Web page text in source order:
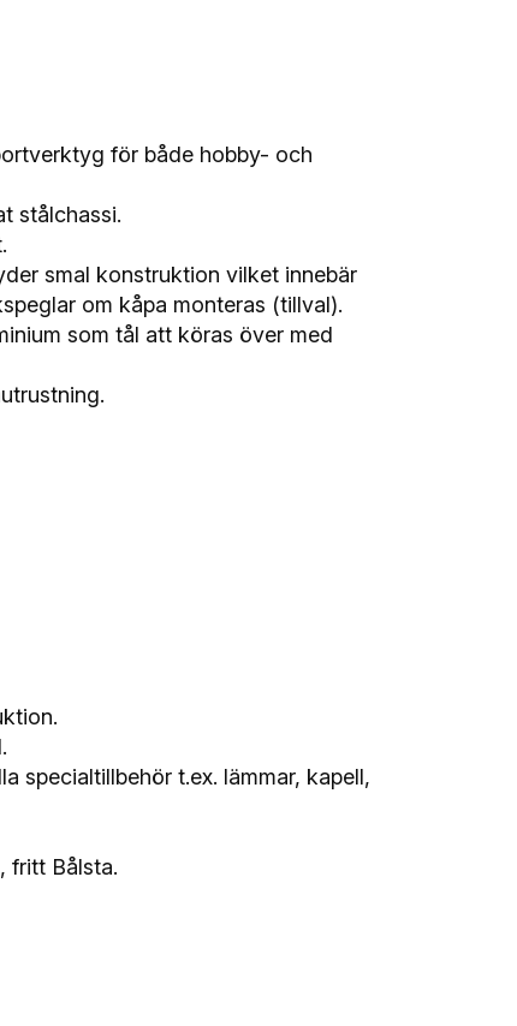
för både hobby- och
stålchassi.
smal konstruktion vilket innebär
om kåpa monteras (tillval).
som tål att köras över med
specialtillbehör t.ex. lämmar, kapell,
fritt Bålsta.